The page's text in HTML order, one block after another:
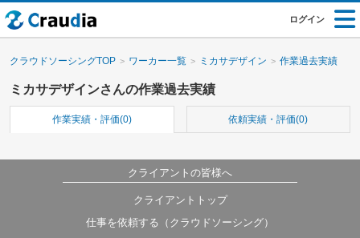
ログイン
クラウドソーシングTOP ワーカー一覧 ミカサデザイン 作業過去実績
ミカサデザインさんの作業過去実績
作業実績・評価(0) 依頼実績・評価(0)
クライアントの皆様へ
クライアントトップ
仕事を依頼する（クラウドソーシング）